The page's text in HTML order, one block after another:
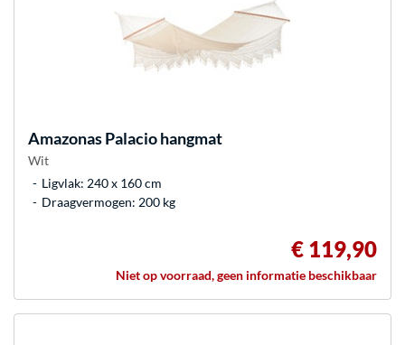
AmazonasPalacio hangmat
Wit
Ligvlak: 240 x 160 cm
Draagvermogen: 200 kg
€ 119,90
Niet op voorraad, geen informatie beschikbaar